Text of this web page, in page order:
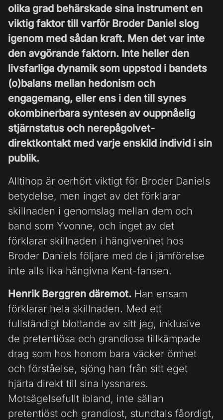
olika grad behärskade sina instrument en
viktig faktor till varför Broder Daniel slog
igenom med sådan kraft. Men det var inte
den avgörande faktorn. Inte heller den
livsfarliga dynamik som uppstod i bandets
(o)balans mellan hedonism och
engagemang, eller ens i den till synes
okombinerbara syntesen av ouppnåelig
stjärnstatus och nerepågolvet-
direktkontakt med varje enskild individ i sin
publik.
Alltihop är oerhört viktigt för Broder Daniels
betydelse, men inget av det förklarar
skillnaden i genomslag mellan dem och
band som Yvonne, och inget av det
förklarar skillnaden i hängivenhet hos
Broder Daniels följare med de i jämförelse
inte alls lika hängivna Kent-fansen.
Henrik Berggren däremot. Han ensam
förklarar hela skillnaden. Med ett
fullständigt blottande av sitt jag, inklusive
de pretentiösa och grandiosa tillkämpade
drag som hos honom bara väcker ömhet
och förståelse, sjöng han från sitt eget
hjärta direkt till sina lyssnares.
Motsägelsefullt ibland, inte sällan
pretentiöst och grandiost, stundtals fåordigt,